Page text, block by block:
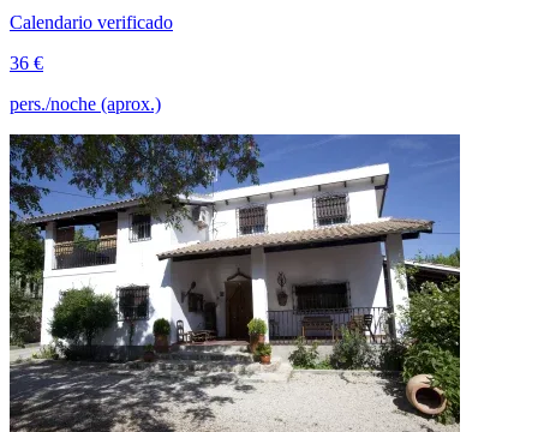
Calendario verificado
36 €
pers./noche (aprox.)